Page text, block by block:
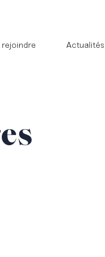
rejoindre Actualités